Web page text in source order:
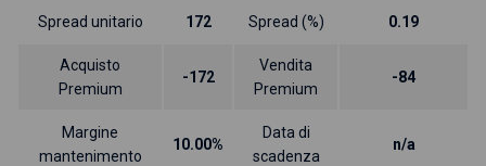
Spread unitario 172 Spread (%) 0.19
Acquisto
Premium
-172
Vendita
Premium
-84
Margine
mantenimento
10.00%
Data di
scadenza
n/a